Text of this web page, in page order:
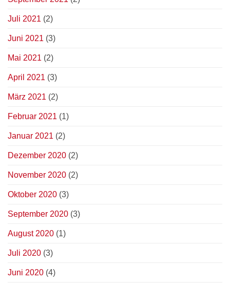
Juli 2021 (2)
Juni 2021 (3)
Mai 2021 (2)
April 2021 (3)
März 2021 (2)
Februar 2021 (1)
Januar 2021 (2)
Dezember 2020 (2)
November 2020 (2)
Oktober 2020 (3)
September 2020 (3)
August 2020 (1)
Juli 2020 (3)
Juni 2020 (4)